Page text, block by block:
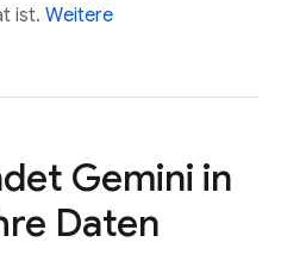
ist. Weitere
Gemini in
Daten